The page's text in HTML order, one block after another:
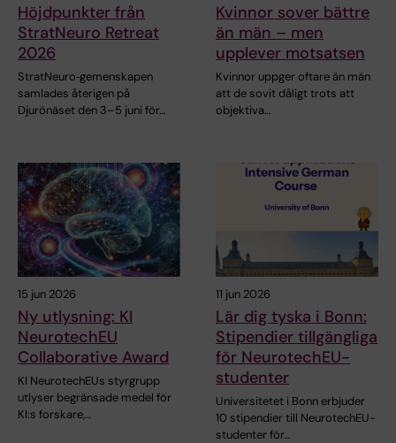
Höjdpunkter från
StratNeuro Retreat
2026
StratNeuro‑gemenskapen
samlades återigen på
Djurönäset den 3–5 juni för…
Kvinnor sover bättre
än män – men
upplever motsatsen
Kvinnor uppger oftare än män
att de sovit dåligt trots att
objektiva…
15 jun 2026
Ny utlysning: KI
NeurotechEU
Collaborative Award
KI NeurotechEUs styrgrupp
utlyser begränsade medel för
KI:s forskare,…
11 jun 2026
Lär dig tyska i Bonn:
Stipendier tillgängliga
för NeurotechEU-
studenter
Universitetet i Bonn erbjuder
10 stipendier till NeurotechEU-
studenter för…